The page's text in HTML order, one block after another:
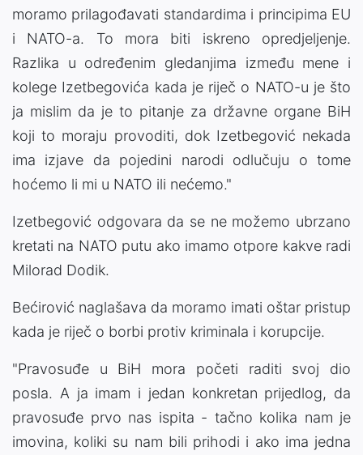
moramo prilagođavati standardima i principima EU
i NATO-a. To mora biti iskreno opredjeljenje.
Razlika u određenim gledanjima između mene i
kolege Izetbegovića kada je riječ o NATO-u je što
ja mislim da je to pitanje za državne organe BiH
koji to moraju provoditi, dok Izetbegović nekada
ima izjave da pojedini narodi odlučuju o tome
hoćemo li mi u NATO ili nećemo."
Izetbegović odgovara da se ne možemo ubrzano
kretati na NATO putu ako imamo otpore kakve radi
Milorad Dodik.
Bećirović naglašava da moramo imati oštar pristup
kada je riječ o borbi protiv kriminala i korupcije.
"Pravosuđe u BiH mora početi raditi svoj dio
posla. A ja imam i jedan konkretan prijedlog, da
pravosuđe prvo nas ispita - tačno kolika nam je
imovina, koliki su nam bili prihodi i ako ima jedna